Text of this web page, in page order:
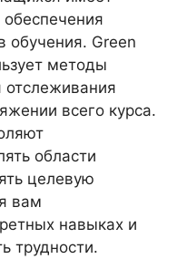
обучения. Green
методы
всего курса.
области
целевую
вам
навыках и
трудности.